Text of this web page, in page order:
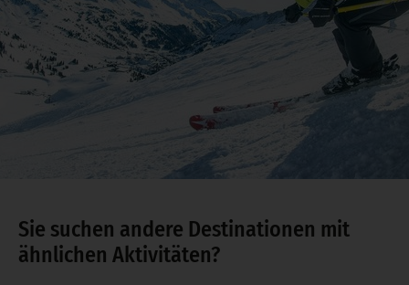
Sie suchen andere Destinationen mit
ähnlichen Aktivitäten?